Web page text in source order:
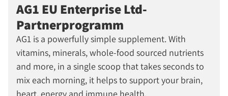
AG1 EU Enterprise Ltd-
Partnerprogramm
AG1 is a powerfully simple supplement. With
vitamins, minerals, whole-food sourced nutrients
and more, in a single scoop that takes seconds to
mix each morning, it helps to support your brain,
heart, energy and immune health.